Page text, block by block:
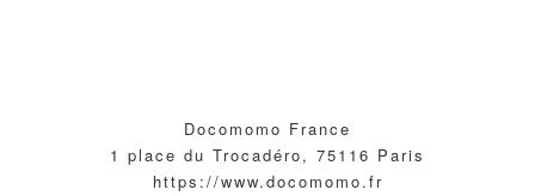
Docomomo France
1 place du Trocadéro, 75116 Paris
https://www.docomomo.fr